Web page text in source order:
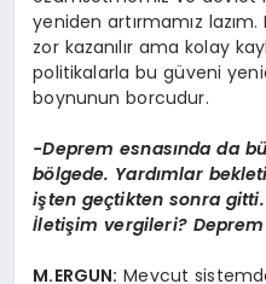
yeniden artırmamız
zor kazanılır ama kolay
politikalarla bu güveni
boynunun borcudur.
-Deprem esnasında da
bölgede. Yardımlar
işten geçtikten sonra
İletişim vergileri?
M.ERGUN: Mevcut